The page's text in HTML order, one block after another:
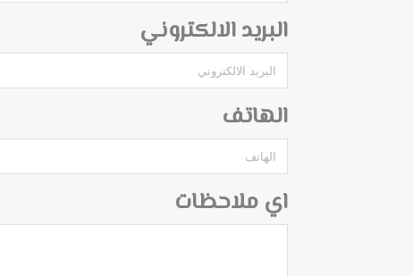
البريد الالكتروني
الهاتف
اي ملاحظات